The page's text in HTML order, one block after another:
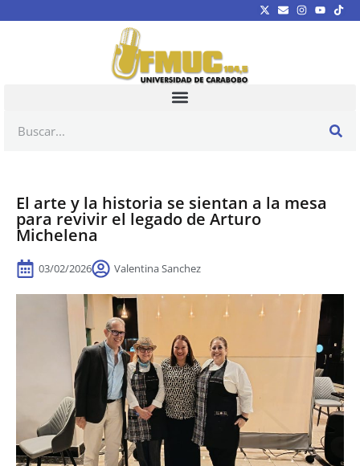
El arte y la historia se sientan a la mesa
para revivir el legado de Arturo
Michelena
03/02/2026 Valentina Sanchez